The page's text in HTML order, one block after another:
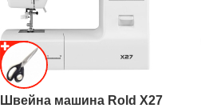
Швейна машина Rold X27